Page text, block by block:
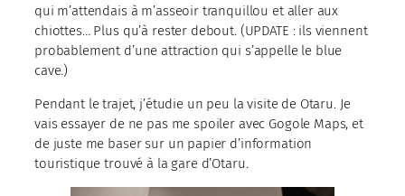
qui m’attendais à m’asseoir tranquillou et aller aux
chiottes… Plus qu’à rester debout. (UPDATE : ils viennent
probablement d’une attraction qui s’appelle le blue
cave.)
Pendant le trajet, j’étudie un peu la visite de Otaru. Je
vais essayer de ne pas me spoiler avec Gogole Maps, et
de juste me baser sur un papier d’information
touristique trouvé à la gare d’Otaru.